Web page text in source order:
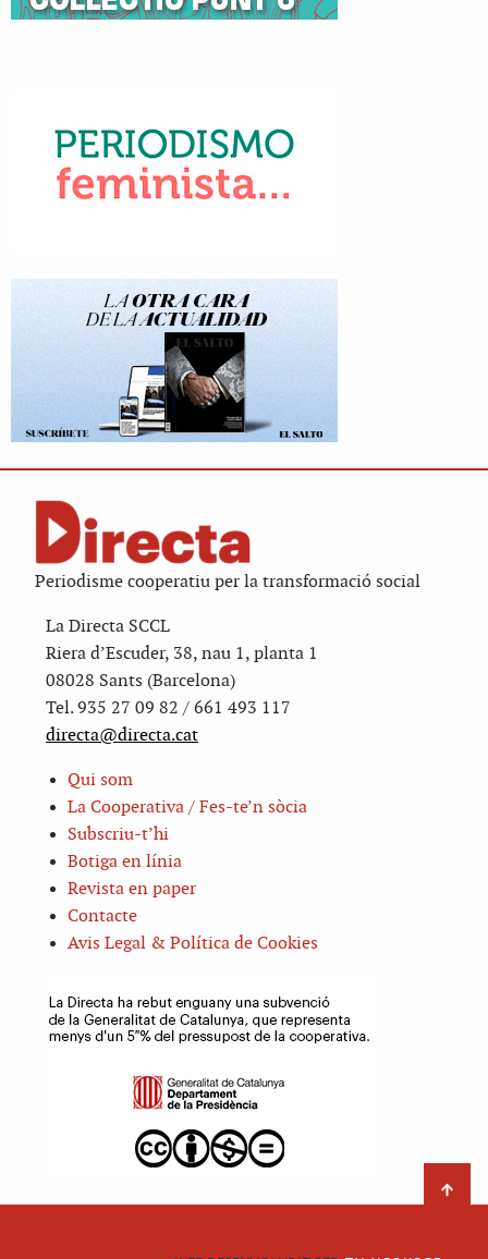
Periodisme cooperatiu per la transformació social
La Directa SCCL
Riera d’Escuder, 38, nau 1, planta 1
08028 Sants (Barcelona)
Tel. 935 27 09 82 / 661 493 117
directa@directa.cat
Qui som
La Cooperativa / Fes-te’n sòcia
Subscriu-t’hi
Botiga en línia
Revista en paper
Contacte
Avis Legal & Política de Cookies